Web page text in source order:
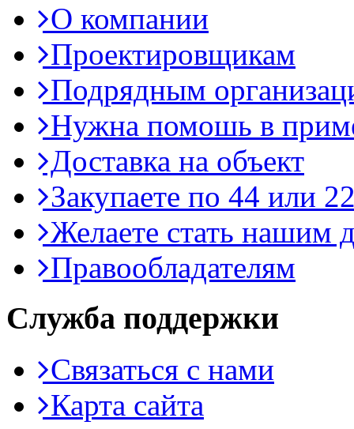
О компании
Проектировщикам
Подрядным
Нужна помошь в
Доставка на объект
Закупаете по 44 или
Желаете стать нашим
Правообладателям
Служба поддержки
Связаться с нами
Карта сайта